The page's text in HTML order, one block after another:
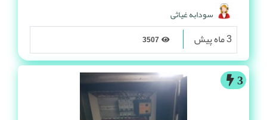
سودابه غیاثی
3 ماه پیش
3